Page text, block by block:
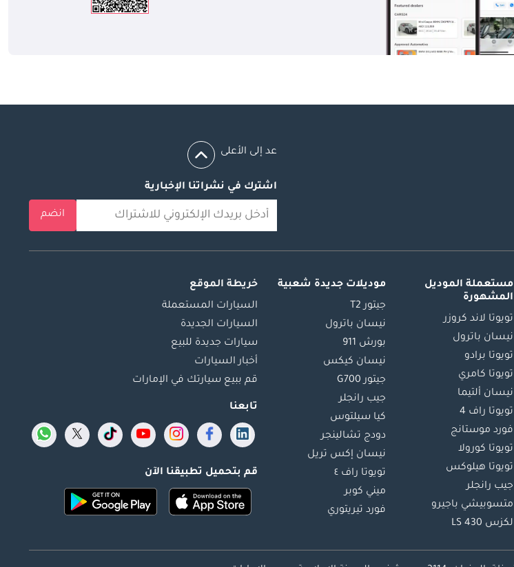
عد إلى الأعلى
اشترك في نشراتنا الإخبارية
انضم
مستعملة الموديل
المشهورة
تويوتا لاند كروزر
نيسان باترول
تويوتا برادو
تويوتا كامري
نيسان ألتيما
تويوتا راف 4
فورد موستانج
تويوتا كورولا
تويوتا هيلوكس
جيب رانجلر
متسوبيشي باجيرو
لكزس LS 430
موديلات جديدة شعبية
جيتور T2
نيسان باترول
بورش 911
نيسان كيكس
جيتور G700
جيب رانجلر
كيا سيلتوس
دودج تشالينجر
نيسان إكس تريل
تويوتا راف ٤
ميني كوبر
فورد تيريتوري
خريطة الموقع
السيارات المستعملة
السيارات الجديدة
سيارات جديدة للبيع
أخبار السيارات
قم ببيع سيارتك في الإمارات
تابعنا
قم بتحميل تطبيقنا الآن